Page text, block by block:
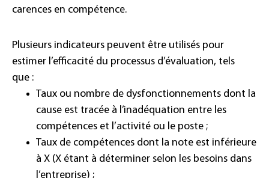
carences en compétence.
Plusieurs indicateurs peuvent être utilisés pour
estimer l’efficacité du processus d’évaluation, tels
que :
Taux ou nombre de dysfonctionnements dont la
cause est tracée à l’inadéquation entre les
compétences et l’activité ou le poste ;
Taux de compétences dont la note est inférieure
à X (X étant à déterminer selon les besoins dans
l’entreprise) ;